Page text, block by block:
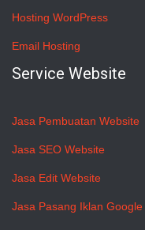
Hosting WordPress
Email Hosting
Service Website
Jasa Pembuatan Website
Jasa SEO Website
Jasa Edit Website
Jasa Pasang Iklan Google